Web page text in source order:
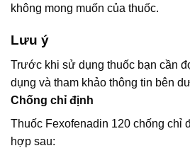
không mong muốn của thuốc.
Lưu ý
Trước khi sử dụng thuốc bạn cần
dụng và tham khảo thông tin bên
Chống chỉ định
Thuốc Fexofenadin 120 chống chỉ
hợp sau: